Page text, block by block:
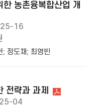
농촌융복합산업 개
16
; 정도채; 최영빈
전략과 과제
04